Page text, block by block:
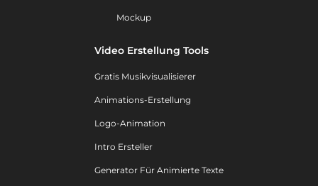
Mockup
Video Erstellung Tools
Gratis Musikvisualisierer
Animations-Erstellung
Logo-Animation
Intro Ersteller
Generator Für Animierte Texte